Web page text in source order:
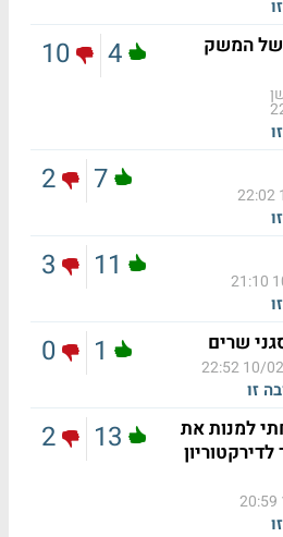
של המשק
4
10
7
2
11
3
שרים
10/02/
זו
1
0
למנות את
13
2